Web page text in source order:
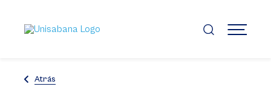
contenido
principal
MENÚ
Atrás